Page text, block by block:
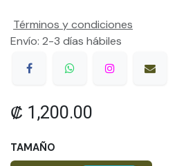
₡ 1,200.00
TAMAÑO
Términos y condiciones
Envío: 2-3 días hábiles